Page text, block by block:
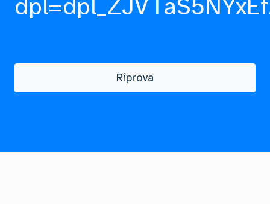
Riprova